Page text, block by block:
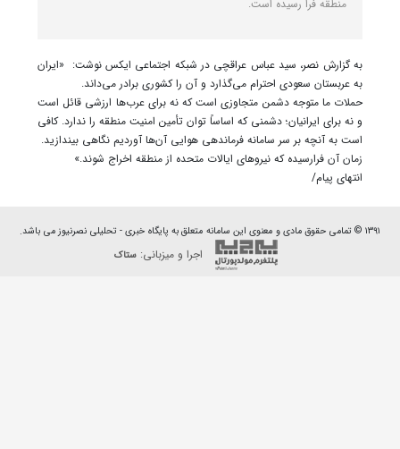
منطقه فرا رسیده است.
به گزارش نصر، سید عباس عراقچی در شبکه اجتماعی ایکس نوشت: «ایران
به عربستان سعودی احترام می‌گذارد و آن را کشوری برادر می‌داند.
حملات ما متوجه دشمن متجاوزی است که نه برای عرب‌ها ارزشی قائل است
و نه برای ایرانیان؛ دشمنی که اساساً توان تأمین امنیت منطقه را ندارد. کافی
است به آنچه بر سر سامانه فرماندهی هوایی آن‌ها آوردیم نگاهی بیندازید.
زمان آن فرارسیده که نیروهای ایالات متحده از منطقه اخراج شوند.»
انتهای پیام/
۱۳۹۱ © تمامی حقوق مادی و معنوی این سامانه متعلق به پایگاه خبری - تحلیلی نصرنیوز می باشد.
اجرا و میزبانی:ستاک